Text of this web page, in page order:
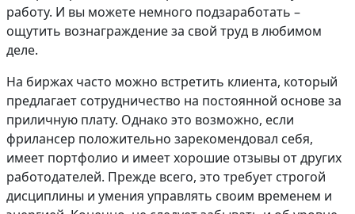
работу. И вы можете немного подзаработать –
ощутить вознаграждение за свой труд в любимом
деле.
На биржах часто можно встретить клиента, который
предлагает сотрудничество на постоянной основе за
приличную плату. Однако это возможно, если
фрилансер положительно зарекомендовал себя,
имеет портфолио и имеет хорошие отзывы от других
работодателей. Прежде всего, это требует строгой
дисциплины и умения управлять своим временем и